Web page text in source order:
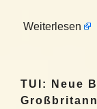
Weiterlesen
TUI: Neue